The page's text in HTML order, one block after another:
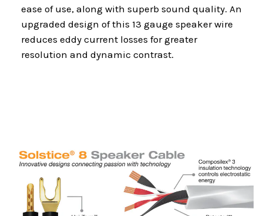
ease of use, along with superb sound quality. An
upgraded design of this 13 gauge speaker wire
reduces eddy current losses for greater
resolution and dynamic contrast.